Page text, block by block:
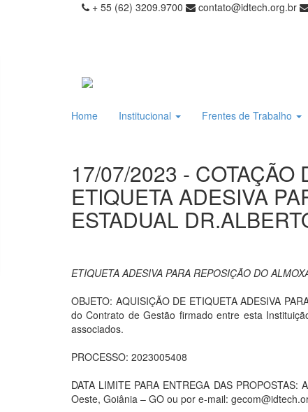
+ 55 (62) 3209.9700 contato@idtech.org.br
Home Institucional Frentes de Trabalho
17/07/2023 -
ETIQUETA ADESIVA
ESTADUAL
ETIQUETA ADESIVA PARA REPOSIÇÃO DO
OBJETO: AQUISIÇÃO DE ETIQUETA ADESIVA
do Contrato de Gestão firmado entre esta
associados.
PROCESSO: 2023005408
DATA LIMITE PARA ENTREGA DAS
Oeste, Goiânia – GO ou por e-mail: